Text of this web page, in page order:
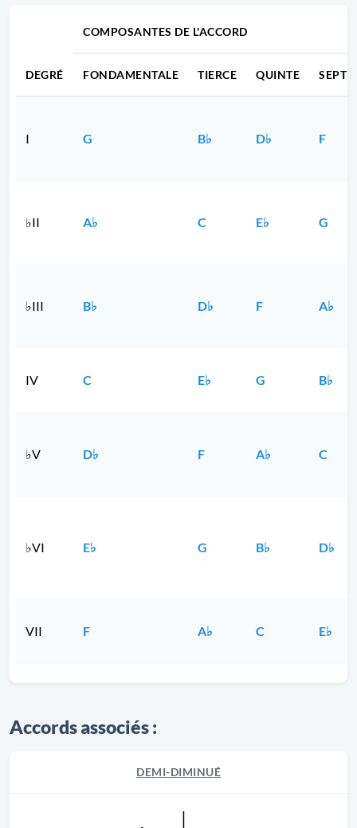
DEGRÉ
COMPOSANTES DE L'ACCORD
FONDAMENTALE TIERCE QUINTE
I G B♭ D♭ F
♭II A♭ C E♭ G
♭III B♭ D♭ F A♭
IV C E♭ G B♭
♭V D♭ F A♭ C
♭VI E♭ G B♭ D♭
VII F A♭ C E♭
Accords associés :
DEMI-DIMINUÉ